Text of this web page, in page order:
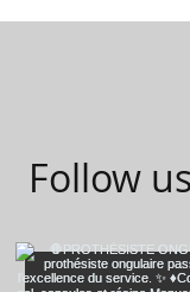
Follow